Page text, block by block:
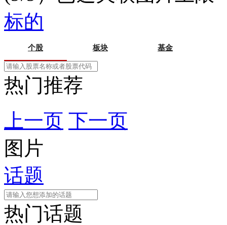
标的
个股 板块 基金
热门推荐
上一页 下一页
图片
话题
热门话题